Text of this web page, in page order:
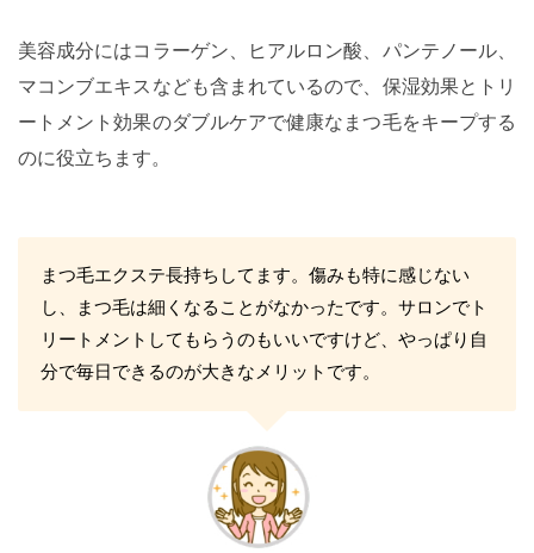
美容成分にはコラーゲン、ヒアルロン酸、パンテノール、
マコンブエキスなども含まれているので、保湿効果とトリ
ートメント効果のダブルケアで健康なまつ毛をキープする
のに役立ちます。
まつ毛エクステ長持ちしてます。傷みも特に感じない
し、まつ毛は細くなることがなかったです。サロンでト
リートメントしてもらうのもいいですけど、やっぱり自
分で毎日できるのが大きなメリットです。